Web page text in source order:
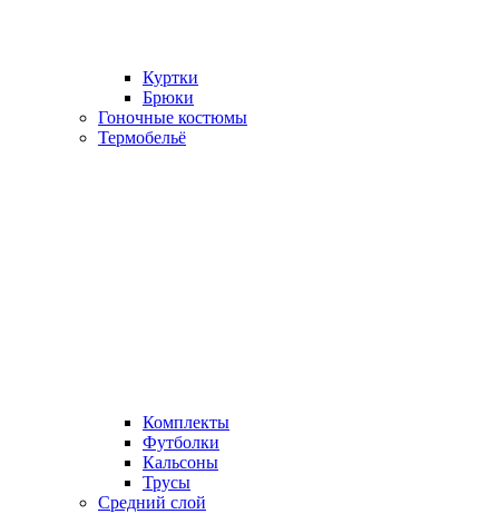
Куртки
Брюки
Гоночные костюмы
Термобельё
Комплекты
Футболки
Кальсоны
Трусы
Средний слой